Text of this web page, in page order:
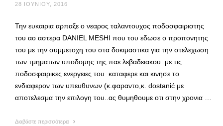
28 ΙΟΥΝΊΟΥ, 2016
Την ευκαιρια αρπαξε ο νεαρος ταλαντουχος ποδοσφαιριστης
του αο αστερα DANIEL MESHI που του εδωσε ο προπονητης
του με την συμμετοχη του στα δοκιμαστικα για την στελεχωση
των τμηματων υποδομης της παε λεβαδειακου. με τις
ποδοσφαιρικες ενεργειες του καταφερε και κινησε το
ενδιαφερον των υπευθυνων (κ.φαραντο,κ. dostanić με
αποτελεσμα την επιλογη του..ας θυμηθουμε οτι στην χρονια …
Διαβάστε περισσότερα